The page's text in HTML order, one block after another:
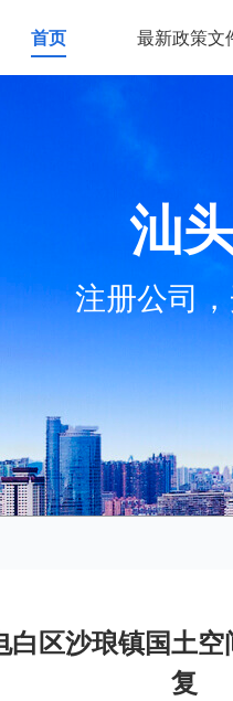
首页 最新政策文
汕
注册公司
白区沙琅镇国土
复